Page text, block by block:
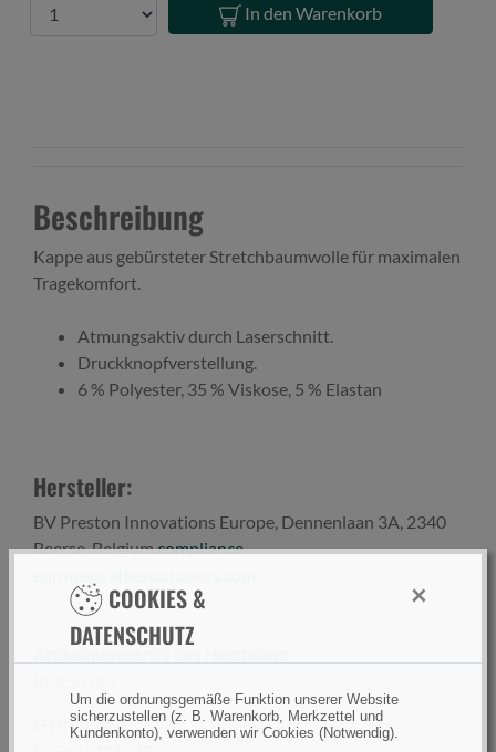
COOKIES &
DATENSCHUTZ
×
Um die ordnungsgemäße Funktion unserer Website
sicherzustellen (z. B. Warenkorb, Merkzettel und
Kundenkonto), verwenden wir Cookies (Notwendig).
In den Warenkorb
Beschreibung
Kappe aus gebürsteter Stretchbaumwolle für maximalen
Tragekomfort.
Atmungsaktiv durch Laserschnitt.
Druckknopfverstellung.
6 % Polyester, 35 % Viskose, 5 % Elastan
Hersteller:
BV Preston Innovations Europe, Dennenlaan 3A, 2340
Beerse, Belgium,compliance-
GTIN (EAN):